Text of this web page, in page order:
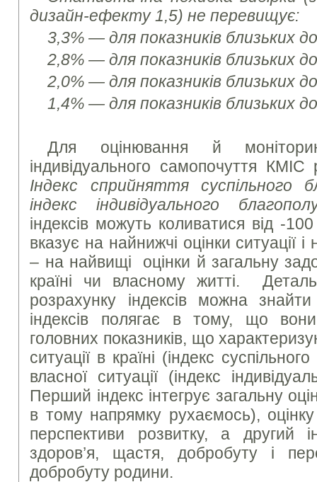
дизайн-ефекту 1,5) не перевищує:
3,3% — для показників близьких
2,8% — для показників близьких
2,0% — для показників близьких
1,4% — для показників близьких
Для оцінювання й
індивідуального самопочуття
Індекс сприйняття суспільного
індекс індивідуального
індексів можуть коливатися від -
вказує на найнижчі оцінки ситуації
– на найвищі оцінки й загальну
країні чи власному житті.
розрахунку індексів можна
індексів полягає в тому, що вони
головних показників, що
ситуації в країні (індекс
власної ситуації (індекс
Перший індекс інтегрує загальну
в тому напрямку рухаємось), оцінку
перспективи розвитку, а другий
здоров’я, щастя, добробуту і
добробуту родини.